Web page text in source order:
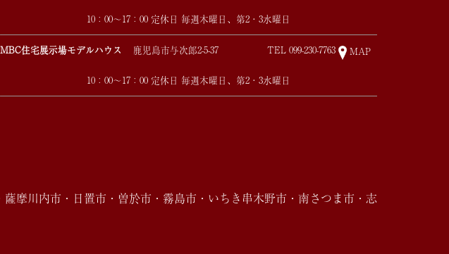
10：00～17：00 定休日 毎週木曜日、第2・3水曜日
MBC住宅展示場モデルハウス 鹿児島市与次郎2-5-37 TEL099-230-7763 MAP
10：00～17：00 定休日 毎週木曜日、第2・3水曜日
摩川内市・日置市・曽於市・霧島市・いちき串木野市・南さつま市・志